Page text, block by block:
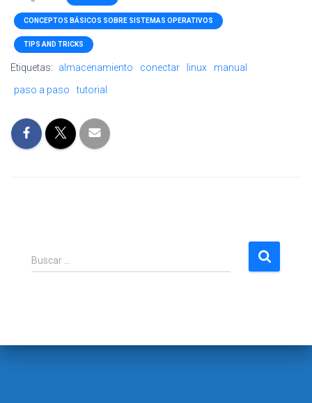
CONCEPTOS BÁSICOS SOBRE SISTEMAS OPERATIVOS
TIPS AND TRICKS
Etiquetas: almacenamiento conectar linux
manual
paso a paso
tutorial
B
u
:
Buscar …